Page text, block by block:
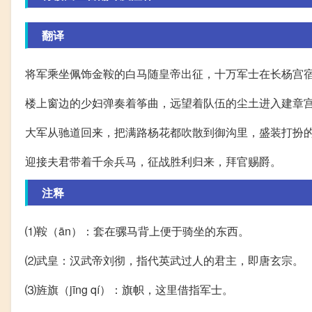
翻译
将军乘坐佩饰金鞍的白马随皇帝出征，十万军士在长杨宫宿
楼上窗边的少妇弹奏着筝曲，远望着队伍的尘土进入建章宫
大军从驰道回来，把满路杨花都吹散到御沟里，盛装打扮
迎接夫君带着千余兵马，征战胜利归来，拜官赐爵。
注释
⑴鞍（ān）：套在骡马背上便于骑坐的东西。
⑵武皇：汉武帝刘彻，指代英武过人的君主，即唐玄宗。
⑶旌旗（jīng qí）：旗帜，这里借指军士。